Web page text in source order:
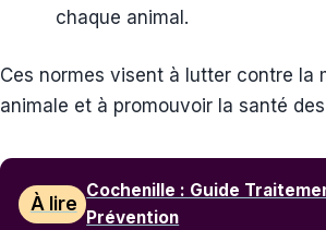
chaque animal.
Ces normes visent à lutter contre la
animale et à promouvoir la santé
À lire
Cochenille : Guide
Prévention